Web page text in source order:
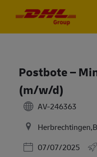
Postbote –
(m/w/d)
AV-246363
Posted Date
07/07/2025